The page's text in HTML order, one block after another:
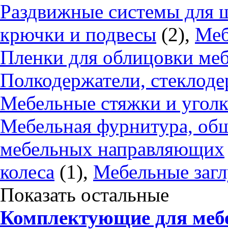
Раздвижные системы для
крючки и подвесы (2),
Пленки для облицовки
Полкодержатели,
Мебельные стяжки и
Мебельная фурнитура,
мебельных направляющих
колеса (1), Мебельные
Показать остальные
Комплектующие для